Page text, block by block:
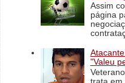
Assim
página
"Valeu